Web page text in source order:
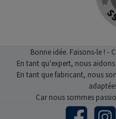
Bonne idée. Faisons-le ! -
En tant qu'expert, nous
En tant que fabricant, nous
Car nous sommes